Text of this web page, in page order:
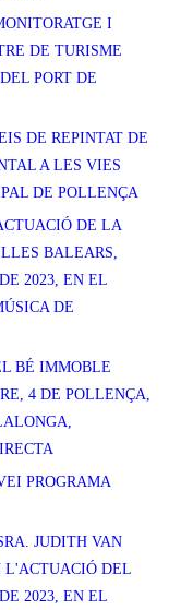
I
DE TURISME
PORT DE
DE REPINTAT DE
A LES VIES
DE POLLENÇA
DE LA
BALEARS,
2023, EN EL
DE
BÉ IMMOBLE
4 DE POLLENÇA,
PROGRAMA
JUDITH VAN
L'ACTUACIÓ DEL
2023, EN EL